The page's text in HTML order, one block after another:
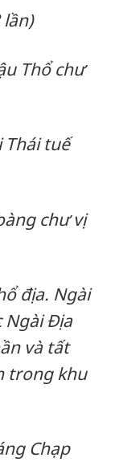
Thổ chư
Thái tuế
chư vị
địa. Ngài
Ngài Địa
và tất
trong khu
Chạp